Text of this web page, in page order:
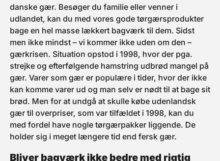
danske gær. Besøger du familie eller venner i
udlandet, kan du med vores gode tørgærsprodukter
bage en hel masse lækkert bagværk til dem. Sidst
men ikke mindst – vi kommer ikke uden om den –
gærkrisen. Situation opstod i 1998, hvor der pga.
strejke og efterfølgende hamstring udbrød mangel på
gær. Varer som gær er populære i tider, hvor der ikke
kan komme varer ud og man selv er nødt til at bage sit
brød. Men for at undgå at skulle købe udenlandsk
gær til overpriser, som var tilfældet i 1998, kan du
med fordel have nogle tørgærpakker liggende. De
holder sig i meget længere tid end fersk gær.
Bliver bagværk ikke bedre med rigtig